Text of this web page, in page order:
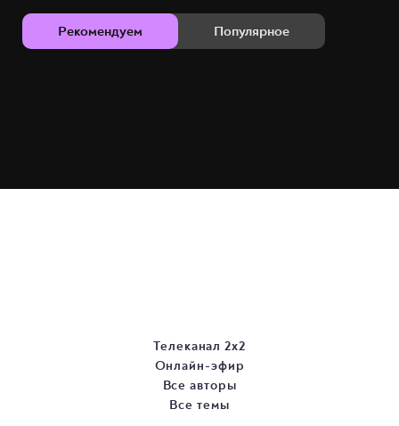
Рекомендуем Популярное
Телеканал 2х2
Онлайн-эфир
Все авторы
Все темы